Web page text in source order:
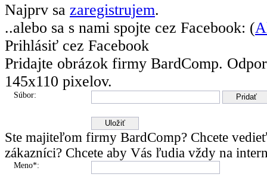
Najprv sa zaregistrujem.
..alebo sa s nami spojte cez Facebook: (
Prihlásiť cez Facebook
Pridajte obrázok firmy BardComp.
145x110 pixelov.
Súbor:
Ste majiteľom firmy BardComp? Chcete
zákazníci? Chcete aby Vás ľudia vždy na
Meno*: